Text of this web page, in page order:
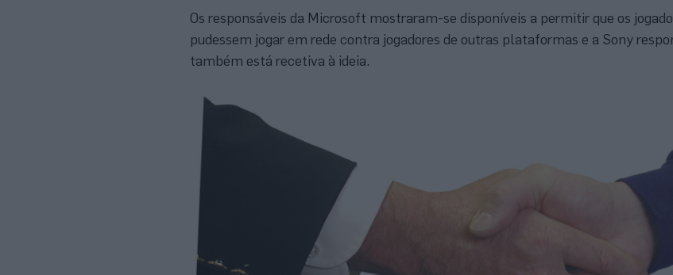
Os responsáveis da Microsoft mostraram-se disponíveis a permitir que os
pudessem jogar em rede contra jogadores de outras plataformas e a Sony
também está recetiva à ideia.